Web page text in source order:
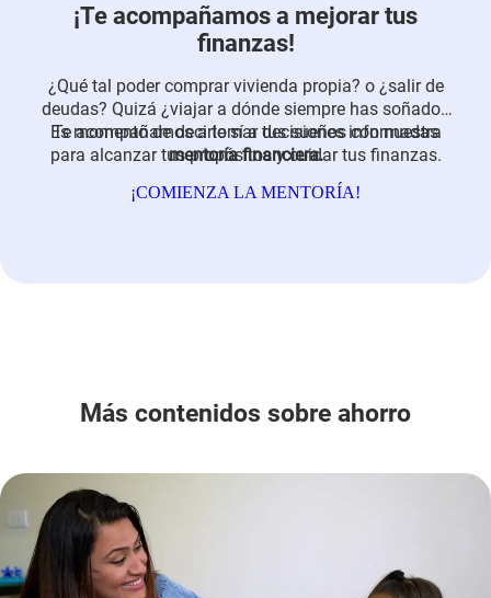
¡Te acompañamos a mejorar tus
finanzas!
¿Qué tal poder comprar vivienda propia? o ¿salir de
deudas? Quizá ¿viajar a dónde siempre has soñado?
Es momento de decirle sí a tus sueños con nuestra
mentoría financiera.
Te acompañamos a tomar decisiones informadas
para alcanzar tus propósitos y cuidar tus finanzas.
¡COMIENZA LA MENTORÍA!
Más contenidos sobre ahorro